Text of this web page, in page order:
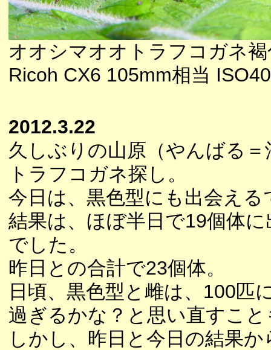
オオシマオオトラフコガネ
Ricoh CX6 105mm相当
2012.3.22
久しぶりの山原（やんばる
トラフコガネ探し。
今日は、黒色型にも出会える
結果は、ほぼ半日で19個体
でした。
昨日との合計で23個体。
日頃、黒色型と雌は、100匹
過ぎるかな？と思い直すこ
しかし、昨日と今日の結果